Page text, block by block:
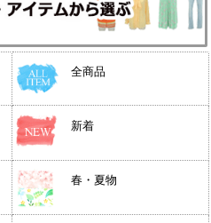
全商品
新着
春・夏物